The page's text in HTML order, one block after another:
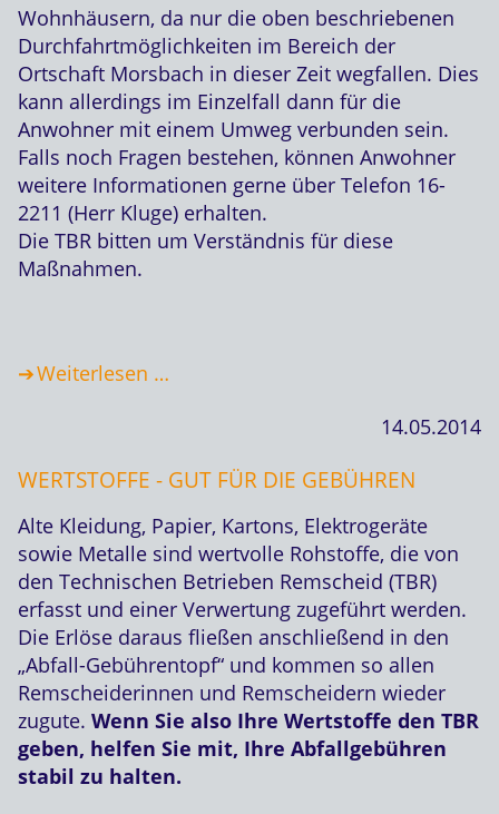
Wohnhäusern, da nur die oben beschriebenen
Durchfahrtmöglichkeiten im Bereich der
Ortschaft Morsbach in dieser Zeit wegfallen. Dies
kann allerdings im Einzelfall dann für die
Anwohner mit einem Umweg verbunden sein.
Falls noch Fragen bestehen, können Anwohner
weitere Informationen gerne über Telefon 16-
2211 (Herr Kluge) erhalten.
Die TBR bitten um Verständnis für diese
Maßnahmen.
Weiterlesen …
14.05.2014
WERTSTOFFE - GUT FÜR DIE GEBÜHREN
Alte Kleidung, Papier, Kartons, Elektrogeräte
sowie Metalle sind wertvolle Rohstoffe, die von
den Technischen Betrieben Remscheid (TBR)
erfasst und einer Verwertung zugeführt werden.
Die Erlöse daraus fließen anschließend in den
„Abfall-Gebührentopf“ und kommen so allen
Remscheiderinnen und Remscheidern wieder
zugute. Wenn Sie also Ihre Wertstoffe den TBR
geben, helfen Sie mit, Ihre Abfallgebühren
stabil zu halten.